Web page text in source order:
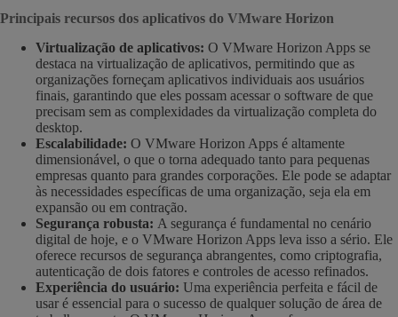
Principais recursos dos aplicativos do VMware Horizon
Virtualização de aplicativos: O VMware Horizon Apps se
destaca na virtualização de aplicativos, permitindo que as
organizações forneçam aplicativos individuais aos usuários
finais, garantindo que eles possam acessar o software de que
precisam sem as complexidades da virtualização completa do
desktop.
Escalabilidade: O VMware Horizon Apps é altamente
dimensionável, o que o torna adequado tanto para pequenas
empresas quanto para grandes corporações. Ele pode se adaptar
às necessidades específicas de uma organização, seja ela em
expansão ou em contração.
Segurança robusta: A segurança é fundamental no cenário
digital de hoje, e o VMware Horizon Apps leva isso a sério. Ele
oferece recursos de segurança abrangentes, como criptografia,
autenticação de dois fatores e controles de acesso refinados.
Experiência do usuário: Uma experiência perfeita e fácil de
usar é essencial para o sucesso de qualquer solução de área de